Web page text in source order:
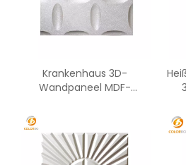
Krankenhaus 3D-
Wandpaneel MDF-